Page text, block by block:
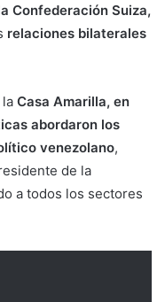
Confederación Suiza,
relaciones bilaterales
Casa Amarilla, en
abordaron los
venezolano,
de la
a todos los sectores